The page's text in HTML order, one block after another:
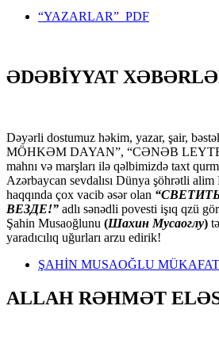
“YAZARLAR” PDF
ƏDƏBİYYAT
Dəyərli dostumuz həkim, yazar, şair,
MÖHKƏM DAYAN”, “CƏNƏB
mahnı və marşları ilə qəlbimizdə taxt
Azərbaycan sevdalısı Dünya şöhrətli
haqqında çox vacib əsər olan
ВЕЗДЕ!” adlı sənədli povesti işıq qzü
Şahin Musaoğlunu (Шахин Мусаоглу)
yaradıcılıq uğurları arzu edirik!
ŞAHİN MUSAOĞLU
ALLAH RƏHMƏT